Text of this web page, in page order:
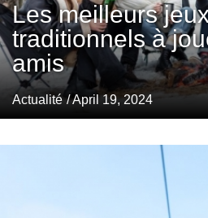
Les meilleurs
traditionnels à
amis
Actualité / April 19, 2024